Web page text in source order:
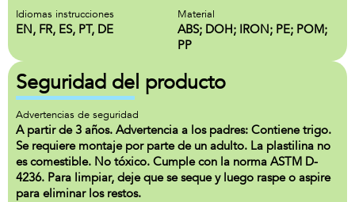
Idiomas instrucciones
EN, FR, ES, PT, DE
Material
ABS; DOH; IRON; PE; POM;
PP
Seguridad del producto
Advertencias de seguridad
A partir de 3 años. Advertencia a los padres: Contiene trigo.
Se requiere montaje por parte de un adulto. La plastilina no
es comestible. No tóxico. Cumple con la norma ASTM D-
4236. Para limpiar, deje que se seque y luego raspe o aspire
para eliminar los restos.